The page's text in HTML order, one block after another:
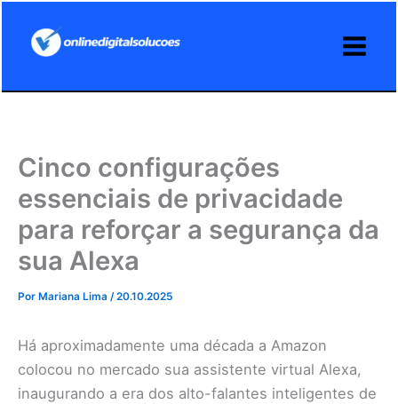
Cinco configurações
essenciais de privacidade
para reforçar a segurança da
sua Alexa
Por Mariana Lima /20.10.2025
Há aproximadamente uma década a Amazon
colocou no mercado sua assistente virtual Alexa,
inaugurando a era dos alto-falantes inteligentes de